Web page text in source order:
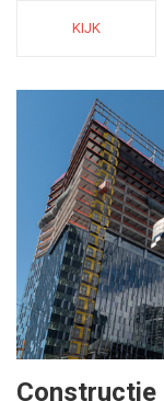
KIJK
Constructie